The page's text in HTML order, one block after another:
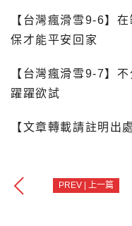
【台灣瘋滑雪9-6】
保才能平安回家
【台灣瘋滑雪9-7】
躍躍欲試
【文章轉載請註明出處
PREV | 上一篇